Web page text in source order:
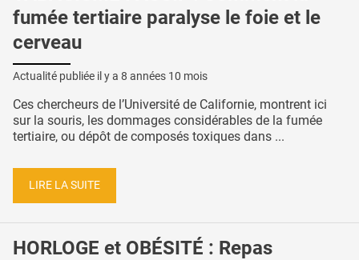
fumée tertiaire paralyse le foie et le
cerveau
Actualité publiée il y a 8 années 10 mois
Ces chercheurs de l’Université de Californie, montrent ici
sur la souris, les dommages considérables de la fumée
tertiaire, ou dépôt de composés toxiques dans ...
LIRE LA SUITE
HORLOGE et OBÉSITÉ : Repas